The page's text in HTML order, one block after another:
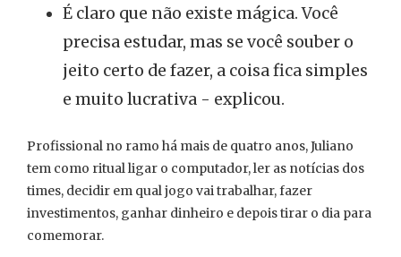
É claro que não existe mágica. Você
precisa estudar, mas se você souber o
jeito certo de fazer, a coisa fica simples
e muito lucrativa - explicou.
Profissional no ramo há mais de quatro anos, Juliano
tem como ritual ligar o computador, ler as notícias dos
times, decidir em qual jogo vai trabalhar, fazer
investimentos, ganhar dinheiro e depois tirar o dia para
comemorar.